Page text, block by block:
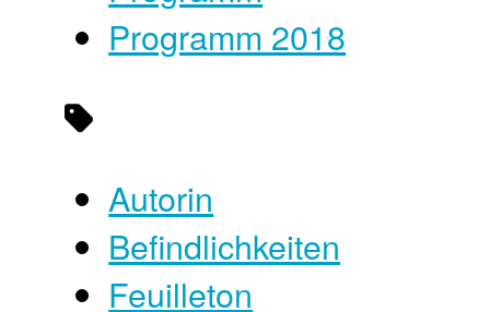
Programm 2018
Autorin
Befindlichkeiten
Feuilleton